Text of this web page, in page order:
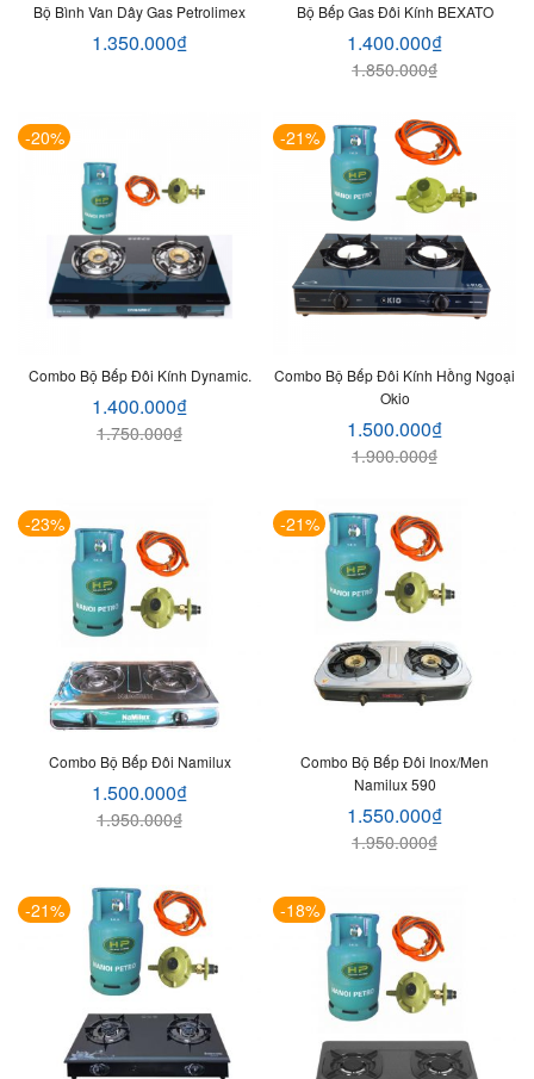
Bộ Bình Van Dây Gas Petrolimex
1.350.000₫
Bộ Bếp Gas Đôi Kính BEXATO
1.850.000₫
1.400.000₫
-20%
Combo Bộ Bếp Đôi Kính Dynamic.
1.750.000₫
1.400.000₫
-21%
Combo Bộ Bếp Đôi Kính Hồng Ngoại
Okio
1.900.000₫
1.500.000₫
-23%
Combo Bộ Bếp Đôi Namilux
1.950.000₫
1.500.000₫
-21%
Combo Bộ Bếp Đôi Inox/men
Namilux 590
1.950.000₫
1.550.000₫
-21% -18%